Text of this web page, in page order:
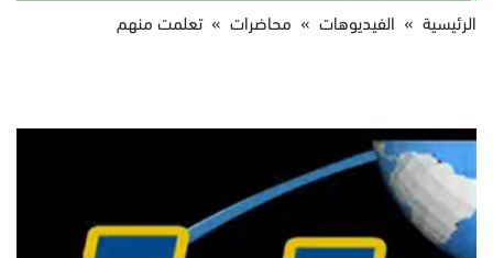
الرئيسية » الفيديوهات » محاضرات » تعلمت منهم